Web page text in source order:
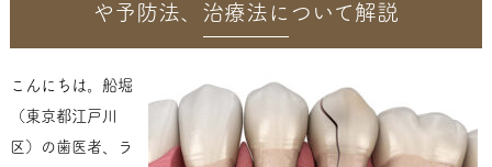
や予防法、治療法について解説
こんにちは。船堀
（東京都江戸川
区）の歯医者、ラ